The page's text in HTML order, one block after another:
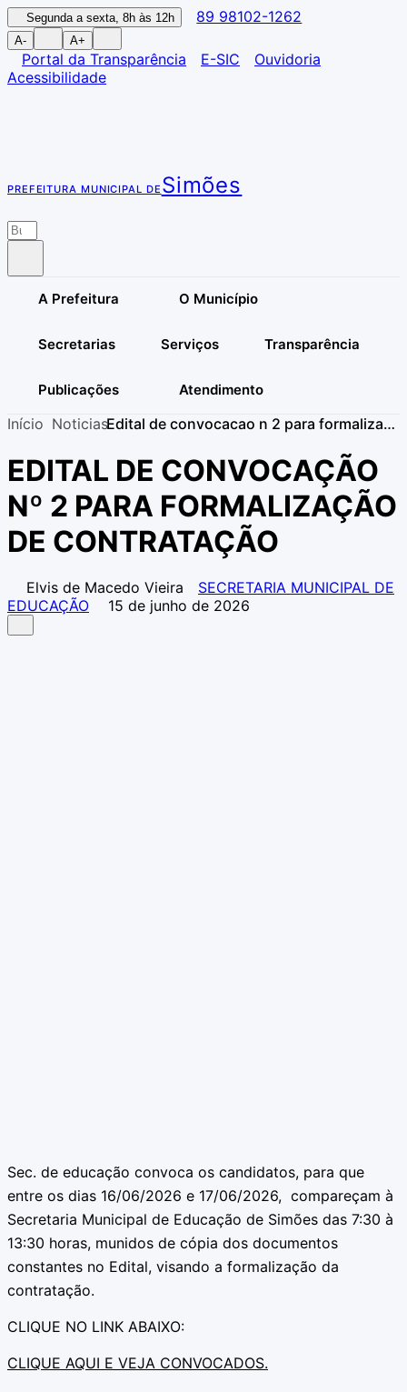
Segunda a sexta, 8h às 12h 89 98102-1262
A- A+
Portal da Transparência E-SIC
Ouvidoria
Acessibilidade
PREFEITURA MUNICIPAL DE Simões
A Prefeitura O Município
Secretarias Serviços Transparência
Publicações Atendimento
Início Noticias Edital de convocacao n 2 para formalizacao de contratacao
EDITAL DE CONVOCAÇÃO
Nº 2 PARA FORMALIZAÇÃO
DE CONTRATAÇÃO
Elvis de Macedo Vieira
SECRETARIA MUNICIPAL DE
EDUCAÇÃO
15 de junho de 2026
Sec. de educação convoca os candidatos, para que
entre os dias 16/06/2026 e 17/06/2026, compareçam à
Secretaria Municipal de Educação de Simões das 7:30 à
13:30 horas, munidos de cópia dos documentos
constantes no Edital, visando a formalização da
contratação.
CLIQUE NO LINK ABAIXO:
CLIQUE AQUI E VEJA CONVOCADOS.